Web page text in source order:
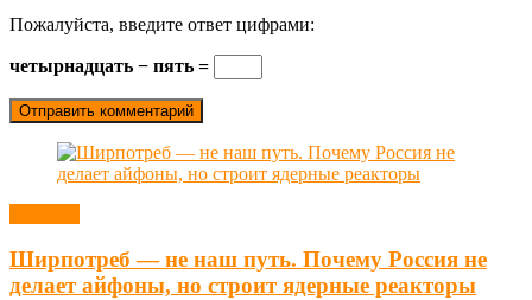
Пожалуйста, введите ответ цифрами:
четырнадцать − пять =
Ширпотреб — не наш путь. Почему Россия не
делает айфоны, но строит ядерные реакторы